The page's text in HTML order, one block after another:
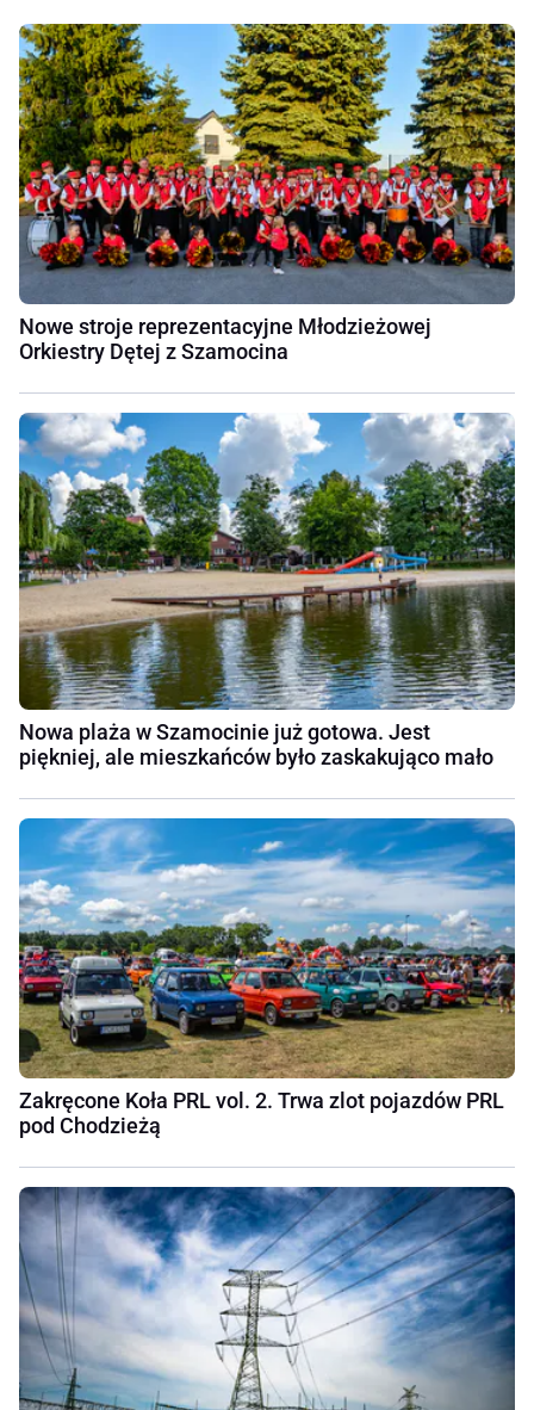
Nowe stroje reprezentacyjne Młodzieżowej
Orkiestry Dętej z Szamocina
Nowa plaża w Szamocinie już gotowa. Jest
piękniej, ale mieszkańców było zaskakująco mało
Zakręcone Koła PRL vol. 2. Trwa zlot pojazdów PRL
pod Chodzieżą